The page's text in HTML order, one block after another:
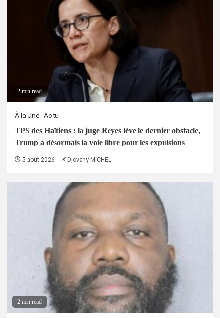
2 min read
À la Une Actu
TPS des Haïtiens : la juge Reyes lève le dernier obstacle,
Trump a désormais la voie libre pour les expulsions
5 août 2026 Djovany MICHEL
2 min read